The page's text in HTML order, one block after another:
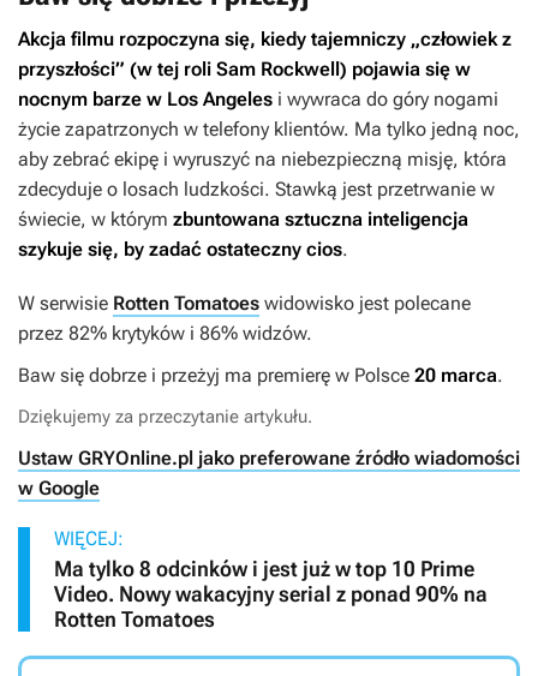
Akcja filmu rozpoczyna się, kiedy tajemniczy „człowiek z
przyszłości” (w tej roli Sam Rockwell) pojawia się w
nocnym barze w Los Angeles i wywraca do góry nogami
życie zapatrzonych w telefony klientów. Ma tylko jedną noc,
aby zebrać ekipę i wyruszyć na niebezpieczną misję, która
zdecyduje o losach ludzkości. Stawką jest przetrwanie w
świecie, w którym zbuntowana sztuczna inteligencja
szykuje się, by zadać ostateczny cios.
W serwisie Rotten Tomatoes widowisko jest polecane
przez 82% krytyków i 86% widzów.
Baw się dobrze i przeżyj ma premierę w Polsce 20 marca.
Dziękujemy za przeczytanie artykułu.
Ustaw GRYOnline.pl jako preferowane źródło wiadomości
w Google
WIĘCEJ:
Ma tylko 8 odcinków i jest już w top 10 Prime
Video. Nowy wakacyjny serial z ponad 90% na
Rotten Tomatoes